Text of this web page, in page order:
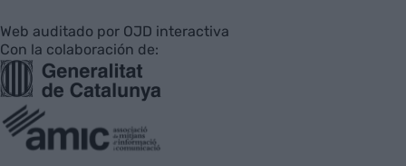
Web auditado por OJD interactiva
Con la colaboración de: